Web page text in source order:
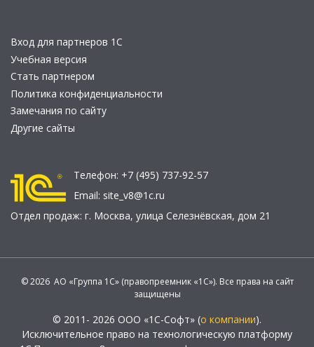
Вход для партнеров 1С
Учебная версия
Стать партнером
Политика конфиденциальности
Замечания по сайту
Другие сайты
Телефон: +7 (495) 737-92-57
Email: site_v8@1c.ru
Отдел продаж: г. Москва, улица Селезнёвская, дом 21
© 2026 АО «Группа 1С» (правопреемник «1С»). Все права на сайт
защищены
© 2011- 2026 ООО «1С-Софт» (о компании).
Исключительное право на технологическую платформу